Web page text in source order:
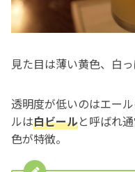
見た目は薄い黄色、白
透明度が低いのはエー
ルは白ビールと呼ばれ
色が特徴。